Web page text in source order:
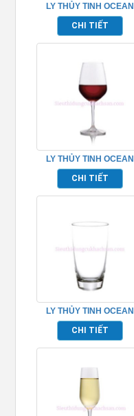
LY THỦY TINH OCEAN
MADISON ROCK
TP_C18413
CHI TIẾT
LY THỦY TINH OCEAN
LEXINGTON RED WINE
TP_1019R16
CHI TIẾT
LY THỦY TINH OCEAN
TIARA SPHERE
TP_B12016
CHI TIẾT